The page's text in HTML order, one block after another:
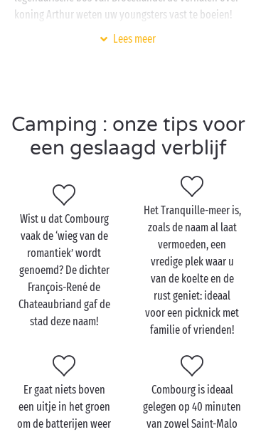
koning Arthur weten uw youngsters vast te boeien!
Op de camping vlak bij Combourg zijn de kids
lekker relaxen.
Bezoek Combourg met
z’n tweetjes
Tijdens uw verblijf op een
camping aan de kust in Bretagne
laat u de stranden
een dagje links liggen om de culturele hotspots van
Combourg te ontdekken. Hand in hand
met uw geliefde reist u terug in de tijdtijdens een
bezoek aan het kasteel van Combourg op slechts
enkele kilometers van uw luxecamping. De
vakwerkhuizen in het historisch centrum voeren u
eeuwen terug in de tijd, waarna de
Bretonse specialiteiten
u terugbrengen naar de
verrukkelijke realiteit.
Lees meer
Camping : onze tips voor
een geslaagd verblijf
Wist u dat Combourg
vaak de ‘wieg van de
romantiek’ wordt
genoemd? De dichter
François-René de
Chateaubriand gaf de
stad deze naam!
Het Tranquille-meer is,
zoals de naam al laat
vermoeden, een
vredige plek waar u
van de koelte en de
rust geniet: ideaal
voor een picknick met
familie of vrienden!
Er gaat niets boven
een uitje in het groen
om de batterijen weer
Combourg is ideaal
gelegen op 40 minuten
van zowel Saint-Malo